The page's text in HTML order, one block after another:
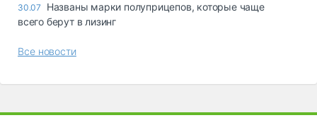
30.07
Названы марки полуприцепов, которые чаще
всего берут в лизинг
Все новости